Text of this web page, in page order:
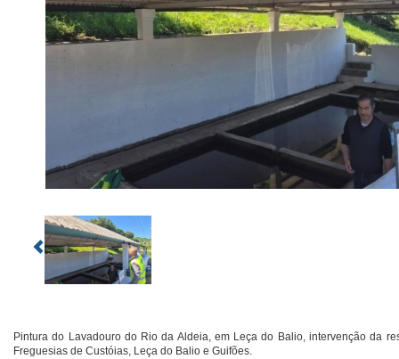
Pintura do Lavadouro do Rio da Aldeia, em Leça do Balio, intervenção da
Freguesias de Custóias, Leça do Balio e Guifões.